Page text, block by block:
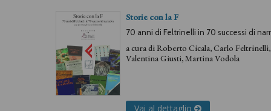
Storie con la F
70 anni di Feltrinelli in 70 successi di
a cura diRoberto Cicala,Carlo Feltrinelli,
Valentina Giusti,Martina Vodola
Vai al dettaglio